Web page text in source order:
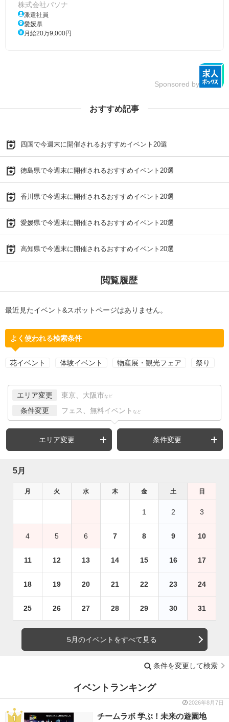
株式会社パソナ
派遣社員
愛媛県
月給20万9,000円
Sponsored by
おすすめ記事
四国で今週末に開催されるおすすめイベント20選
徳島県で今週末に開催されるおすすめイベント20選
香川県で今週末に開催されるおすすめイベント20選
愛媛県で今週末に開催されるおすすめイベント20選
高知県で今週末に開催されるおすすめイベント20選
閲覧履歴
最近見たイベント&スポットページはありません。
よく使われる検索条件
花イベント 体験イベント 物産展・観光フェア 祭り
エリア変更 東京、大阪市 など
条件変更 フェス、無料イベント など
エリア変更 条件変更
5月
月 火 水 木 金 土 日
1 2 3
4 5 6 7 8 9 10
11 12 13 14 15 16 17
18 19 20 21 22 23 24
25 26 27 28 29 30 31
5月のイベントをすべて見る
条件を変更して検索
イベントランキング
2026年8月7日
チームラボ 学ぶ！未来の遊園地